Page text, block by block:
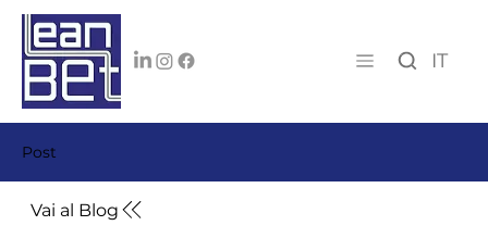
IT
Post
Vai al Blog